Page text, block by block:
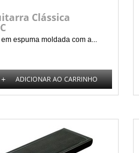
Clássica
espuma moldada com a...
+ ADICIONAR AO CARRINHO